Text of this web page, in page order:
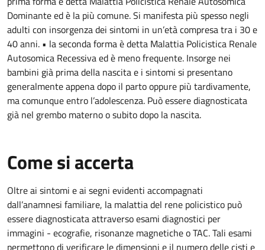
Dominante ed è la più comune. Si manifesta più spesso negli
adulti con insorgenza dei sintomi in un’età compresa tra i 30 e
40 anni. • la seconda forma è detta Malattia Policistica Renale
Autosomica Recessiva ed è meno frequente. Insorge nei
bambini già prima della nascita e i sintomi si presentano
generalmente appena dopo il parto oppure più tardivamente,
ma comunque entro l’adolescenza. Può essere diagnosticata
già nel grembo materno o subito dopo la nascita.
Come si accerta
Oltre ai sintomi e ai segni evidenti accompagnati
dall’anamnesi familiare, la malattia del rene policistico può
essere diagnosticata attraverso esami diagnostici per
immagini - ecografie, risonanze magnetiche o TAC. Tali esami
permettono di verificare le dimensioni e il numero delle cisti e